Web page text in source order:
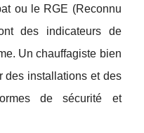
ou le RGE (Reconnu
des indicateurs de
Un chauffagiste bien
des installations et des
de sécurité et